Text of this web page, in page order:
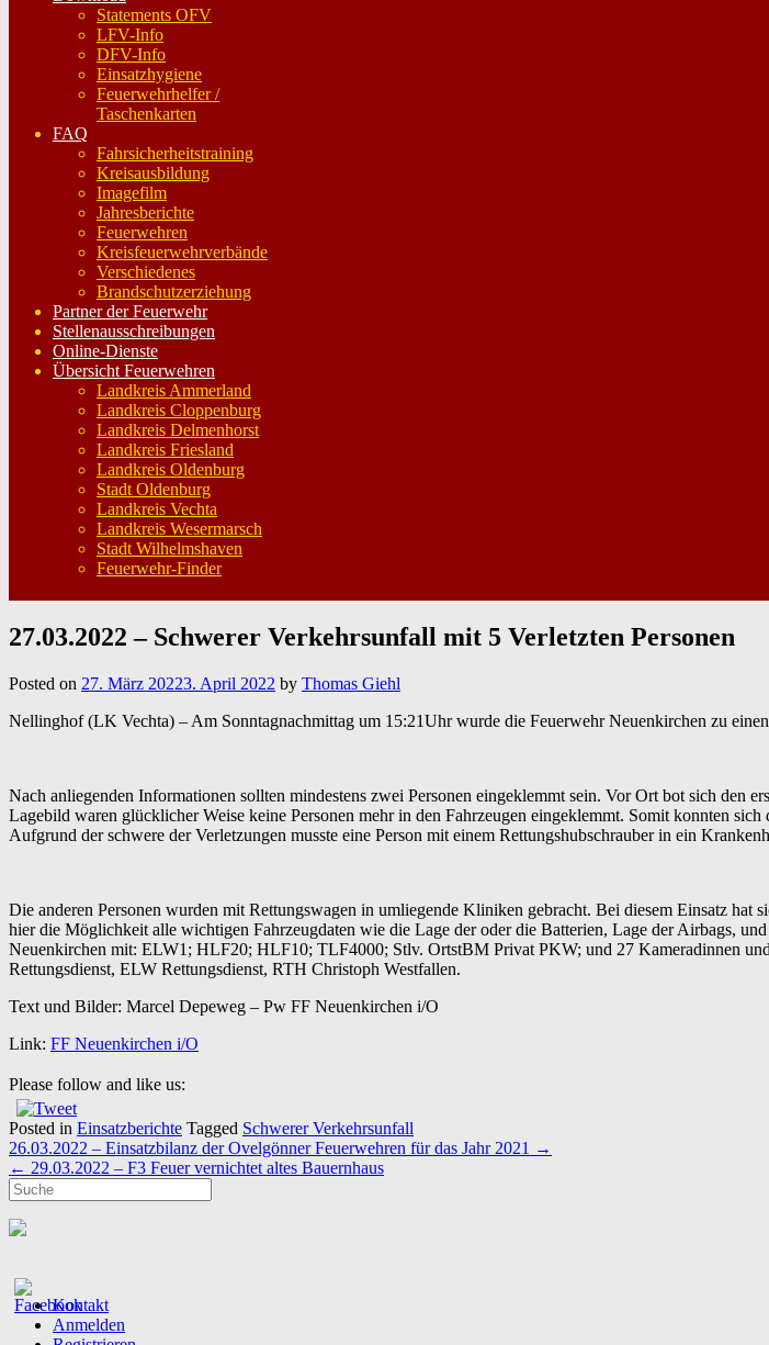
Statements OFV
LFV-Info
DFV-Info
Einsatzhygiene
Feuerwehrhelfer /
Taschenkarten
FAQ
Fahrsicherheitstraining
Kreisausbildung
Imagefilm
Jahresberichte
Feuerwehren
Kreisfeuerwehrverbände
Verschiedenes
Brandschutzerziehung
Partner der Feuerwehr
Stellenausschreibungen
Online-Dienste
Übersicht Feuerwehren
Landkreis Ammerland
Landkreis Cloppenburg
Landkreis Delmenhorst
Landkreis Friesland
Landkreis Oldenburg
Stadt Oldenburg
Landkreis Vechta
Landkreis Wesermarsch
Stadt Wilhelmshaven
Feuerwehr-Finder
27.03.2022 – Schwerer Verkehrsunfall mit 5 Verletzten Personen
Posted on 27. März 20223. April 2022 by Thomas Giehl
Nellinghof (LK Vechta) – Am Sonntagnachmittag um 15:21Uhr wurde die Feuerwehr Neuenkirchen zu
Nach anliegenden Informationen sollten mindestens zwei Personen eingeklemmt sein. Vor Ort bot sich den
Lagebild waren glücklicher Weise keine Personen mehr in den Fahrzeugen eingeklemmt. Somit konnten
Aufgrund der schwere der Verletzungen musste eine Person mit einem Rettungshubschrauber in ein
Die anderen Personen wurden mit Rettungswagen in umliegende Kliniken gebracht. Bei diesem Einsatz
hier die Möglichkeit alle wichtigen Fahrzeugdaten wie die Lage der oder die Batterien, Lage der Airbags,
Neuenkirchen mit: ELW1; HLF20; HLF10; TLF4000; Stlv. OrtstBM Privat PKW; und 27 Kameradinnen
Rettungsdienst, ELW Rettungsdienst, RTH Christoph Westfallen.
Text und Bilder: Marcel Depeweg – Pw FF Neuenkirchen i/O
Link: FF Neuenkirchen i/O
Please follow and like us:
Posted in Einsatzberichte Tagged Schwerer Verkehrsunfall
Post
navigation
26.03.2022 – Einsatzbilanz der Ovelgönner Feuerwehren für das Jahr 2021 →
← 29.03.2022 – F3 Feuer vernichtet altes Bauernhaus
Kontakt
Anmelden